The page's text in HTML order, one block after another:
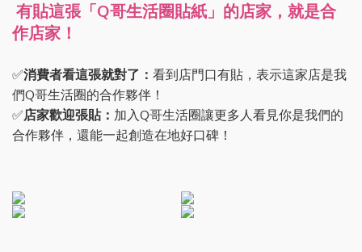
有貼這張「Q哥生活圈貼紙」的店家，就是合
作店家！
✅消費者看這張就對了： 看到店門口有貼，表示這家店是我
們Q哥生活圈的合作夥伴！
✅店家歡迎張貼： 加入Q哥生活圈讓更多人看見你是我們的
合作夥伴，還能一起創造在地好口碑！